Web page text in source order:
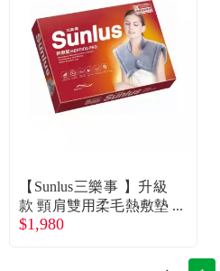
【Sunlus三樂事 】升級
款 頸肩雙用柔毛熱敷墊
(智慧專利控溫、全球適
$1,980